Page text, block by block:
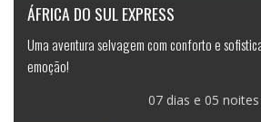
ÁFRICA DO SUL EXPRESS
Uma aventura selvagem com conforto e
emoção!
07 dias e 05 noites